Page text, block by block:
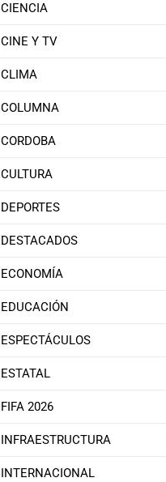
CIENCIA
CINE Y TV
CLIMA
COLUMNA
CORDOBA
CULTURA
DEPORTES
DESTACADOS
ECONOMÍA
EDUCACIÓN
ESPECTÁCULOS
ESTATAL
FIFA 2026
INFRAESTRUCTURA
INTERNACIONAL